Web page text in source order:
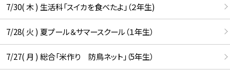
7/30( 木 ) 生活科「スイカを食べたよ」（２年生)
7/28( 火 ) 夏プール＆サマースクール（１年生）
7/27( 月 ) 総合「米作り 防鳥ネット」（5年生）